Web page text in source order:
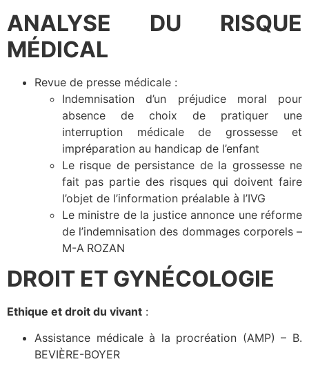
ANALYSE DU RISQUE
MÉDICAL
Revue de presse médicale :
Indemnisation d’un préjudice moral pour
absence de choix de pratiquer une
interruption médicale de grossesse et
impréparation au handicap de l’enfant
Le risque de persistance de la grossesse ne
fait pas partie des risques qui doivent faire
l’objet de l’information préalable à l’IVG
Le ministre de la justice annonce une réforme
de l’indemnisation des dommages corporels –
M-A ROZAN
DROIT ET GYNÉCOLOGIE
Ethique et droit du vivant :
Assistance médicale à la procréation (AMP) – B.
BEVIÈRE-BOYER